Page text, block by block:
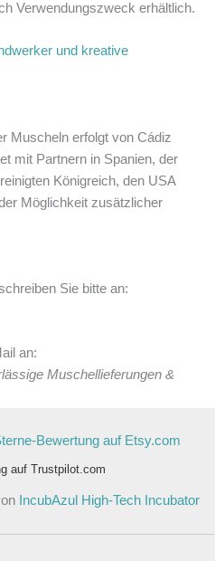
Verwendungszweck erhältlich.
und kreative
Muscheln erfolgt von Cádiz
mit Partnern in Spanien, der
Königreich, den USA
Möglichkeit zusätzlicher
Sie bitte an:
an:
Muschellieferungen &
Bewertung auf Etsy.com
auf Trustpilot.com
IncubAzul High-Tech Incubator